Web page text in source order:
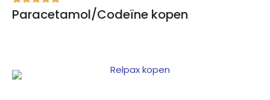
Paracetamol/Codeïne kopen